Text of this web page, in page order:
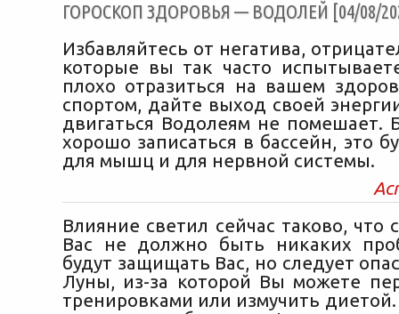
ГОРОСКОП ЗДОРОВЬЯ — ВОДОЛЕЙ [04/08/
Избавляйтесь от негатива,
которые вы так часто
плохо отразиться на вашем
спортом, дайте выход своей
двигаться Водолеям не помешает.
хорошо записаться в бассейн, это
для мышц и для нервной системы.
Влияние светил сейчас таково, что
Вас не должно быть никаких
будут защищать Вас, но следует
Луны, из-за которой Вы можете
тренировками или измучить